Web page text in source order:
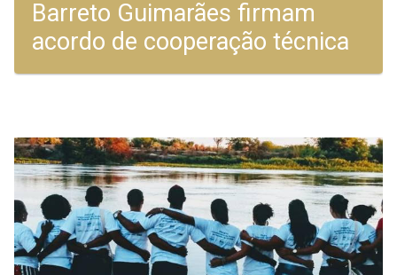
Barreto Guimarães firmam
acordo de cooperação técnica